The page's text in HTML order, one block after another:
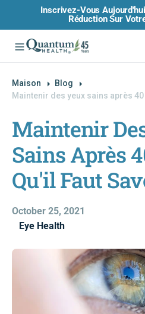
N
Inscrivez-Vous
Réduction Sur
Maison
Blog
Maintenir des yeux sains après
Maintenir
Sains Après
Qu'il Faut
October 25, 2021
Eye Health